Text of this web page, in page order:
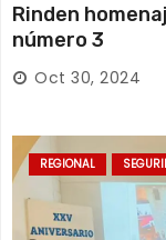
Rinden
número 3
Oct 30, 2024
REGIONAL